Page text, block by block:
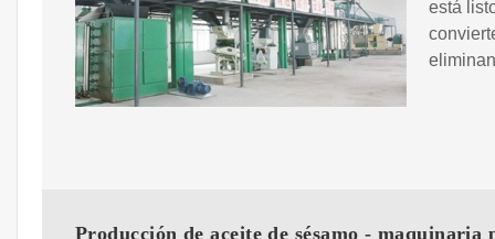
está
Producción de aceite de sésamo - maquinaria